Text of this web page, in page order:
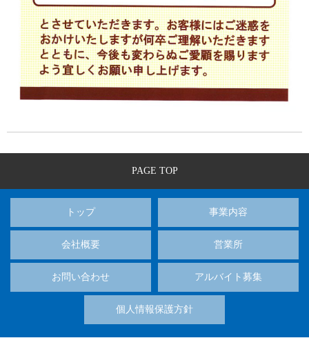
PAGE TOP
トップ 事業内容
会社概要 営業所
お問い合わせ アルバイト募集
個人情報保護方針